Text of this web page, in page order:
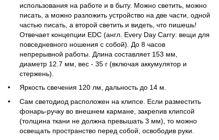
использования на работе и в быту. Можно светить, можно
писать, а можно разложить устройство на две части, одной
частью писать, а второй светить и видеть, что пишешь!
Отвечает концепции EDC (англ. Every Day Carry: вещи для
повседневного ношения с собой). До 8 часов
непрерывной работы. Длина составляет 153 мм,
диаметр 12.7 мм, вес - 35 г (включая аккумулятор и
стержень).
Яркость свечения 120 лм, дальность до 14 м.
Сам светодиод расположен на клипсе. Если разместить
фонарь-ручку во внешнем кармане, закрепив клипсой
(толщина ткани не должна превышать 3 мм), то можно
освещать пространство перед собой, освободив руки.